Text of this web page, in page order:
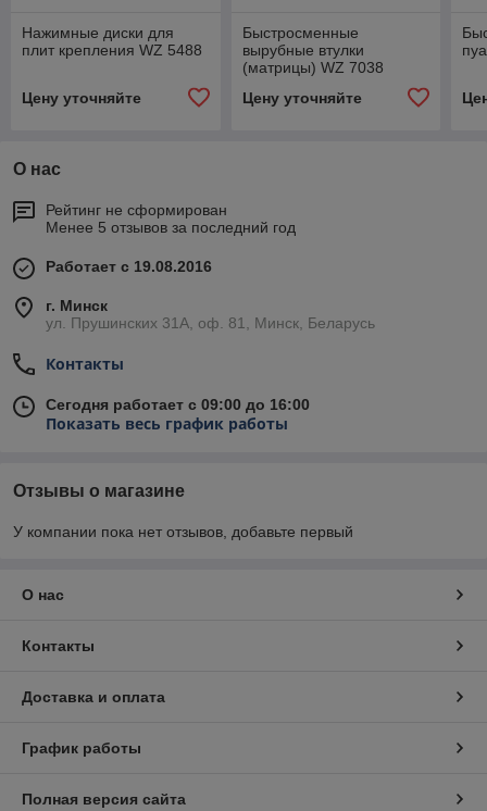
Нажимные диски для
плит крепления WZ 5488
Цену уточняйте
Быстросменные
вырубные втулки
(матрицы) WZ 7038
Цену уточняйте
О нас
Рейтинг не сформирован
Менее 5 отзывов за последний год
Работает с 19.08.2016
г. Минск
ул. Прушинских 31А, оф. 81, Минск, Беларусь
Контакты
Сегодня работает с 09:00 до 16:00
Показать весь график работы
Отзывы о магазине
У компании пока нет отзывов, добавьте первый
О нас
Контакты
Доставка и оплата
График работы
Полная версия сайта